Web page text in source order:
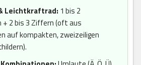
Leichtkraftrad: 1 bis 2
+ 2 bis 3 Ziffern (oft aus
auf kompakten, zweizeiligen